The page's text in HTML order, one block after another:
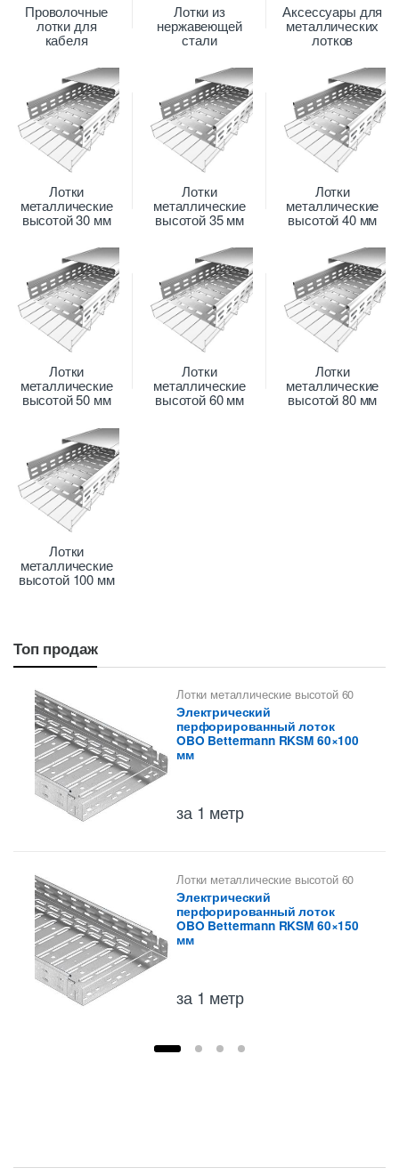
Проволочные
лотки для
кабеля
Лотки из
нержавеющей
стали
Аксессуары для
металлических
лотков
Лотки
металлические
высотой 30 мм
Лотки
металлические
высотой 35 мм
Лотки
металлические
высотой 40 мм
Лотки
металлические
высотой 50 мм
Лотки
металлические
высотой 60 мм
Лотки
металлические
высотой 80 мм
Лотки
металлические
высотой 100 мм
Топ продаж
Лотки металлические высотой 60
мм Перфорированные лотки
высотой 60 мм
Электрический
перфорированный лоток
OBO Bettermann RKSM 60×100
мм
за 1 метр
Лотки металлические высотой 60
мм Перфорированные лотки
высотой 60 мм
Электрический
перфорированный лоток
OBO Bettermann RKSM 60×150
мм
за 1 метр